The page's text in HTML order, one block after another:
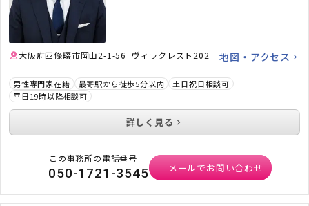
大阪府四條畷市岡山2-1-56 ヴィラクレスト202 地図・アクセス
男性専門家在籍 最寄駅から徒歩5分以内
土日祝日相談可
平日19時以降相談可
詳しく見る
この事務所の電話番号
050-1721-3545 メールでお問い合わせ